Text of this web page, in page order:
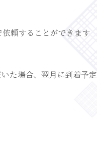
頼することができます
た場合、翌月に到着予定